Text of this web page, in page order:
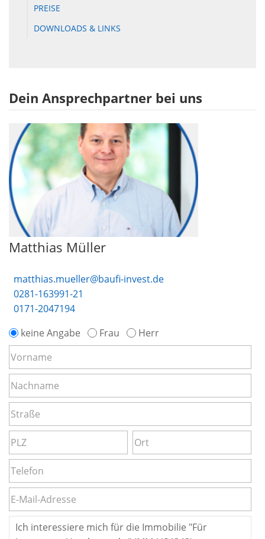
PREISE
DOWNLOADS & LINKS
Dein Ansprechpartner bei uns
Matthias Müller
matthias.mueller@baufi-invest.de
0281-163991-21
0171-2047194
keine Angabe
Frau Herr